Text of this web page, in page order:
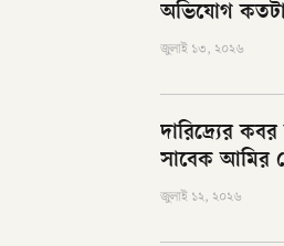
অভিযোগ কতটা
জুলাই ১৩, ২০২৬
দারিদ্র্যের
সাবেক আমির
জুলাই ১২, ২০২৬